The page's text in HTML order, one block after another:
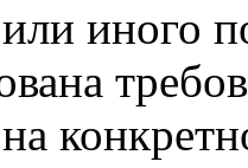
иного